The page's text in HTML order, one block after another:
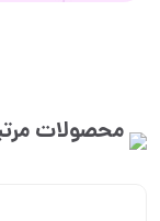
محصولات